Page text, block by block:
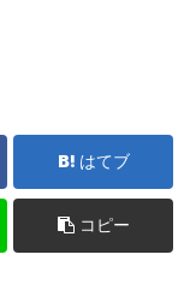
はてブ
コピー